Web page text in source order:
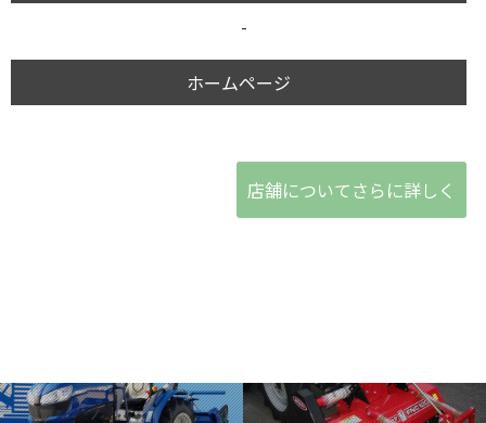
-
ホームページ
店舗についてさらに詳しく